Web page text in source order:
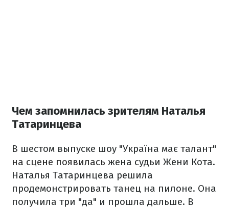
Чем запомнилась зрителям Наталья
Татаринцева
В шестом выпуске шоу "Україна має талант"
на сцене появилась жена судьи Жени Кота.
Наталья Татаринцева решила
продемонстрировать танец на пилоне. Она
получила три "да" и прошла дальше. В